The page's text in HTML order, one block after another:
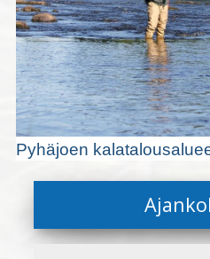
Pyhäjoen